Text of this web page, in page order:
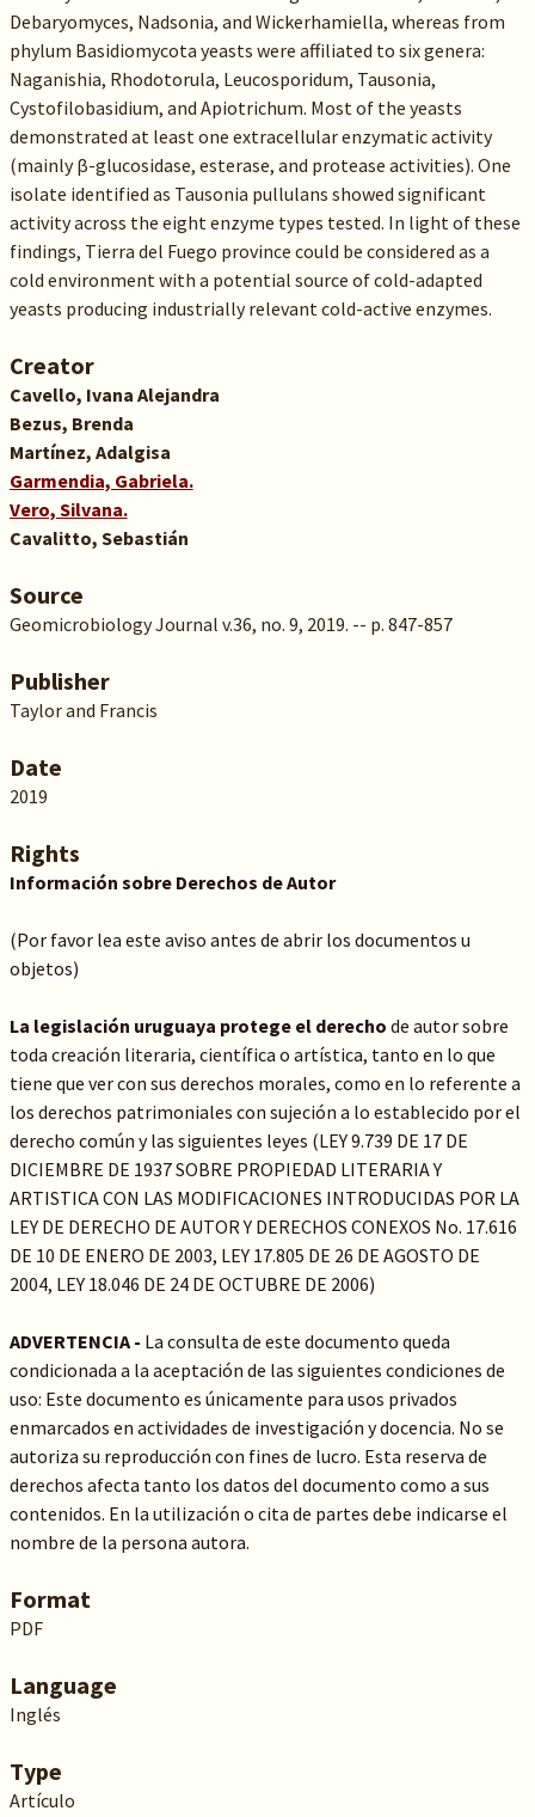
Debaryomyces, Nadsonia, and Wickerhamiella, whereas from
phylum Basidiomycota yeasts were affiliated to six genera:
Naganishia, Rhodotorula, Leucosporidum, Tausonia,
Cystofilobasidium, and Apiotrichum. Most of the yeasts
demonstrated at least one extracellular enzymatic activity
(mainly β-glucosidase, esterase, and protease activities). One
isolate identified as Tausonia pullulans showed significant
activity across the eight enzyme types tested. In light of these
findings, Tierra del Fuego province could be considered as a
cold environment with a potential source of cold-adapted
yeasts producing industrially relevant cold-active enzymes.
Creator
Cavello, Ivana Alejandra
Bezus, Brenda
Martínez, Adalgisa
Garmendia, Gabriela.
Vero, Silvana.
Cavalitto, Sebastián
Source
Geomicrobiology Journal v.36, no. 9, 2019. -- p. 847-857
Publisher
Taylor and Francis
Date
2019
Rights
Información sobre Derechos de Autor
(Por favor lea este aviso antes de abrir los documentos u
objetos)
La legislación uruguaya protege el derecho de autor sobre
toda creación literaria, científica o artística, tanto en lo que
tiene que ver con sus derechos morales, como en lo referente a
los derechos patrimoniales con sujeción a lo establecido por el
derecho común y las siguientes leyes (LEY 9.739 DE 17 DE
DICIEMBRE DE 1937 SOBRE PROPIEDAD LITERARIA Y
ARTISTICA CON LAS MODIFICACIONES INTRODUCIDAS POR LA
LEY DE DERECHO DE AUTOR Y DERECHOS CONEXOS No. 17.616
DE 10 DE ENERO DE 2003, LEY 17.805 DE 26 DE AGOSTO DE
2004, LEY 18.046 DE 24 DE OCTUBRE DE 2006)
ADVERTENCIA - La consulta de este documento queda
condicionada a la aceptación de las siguientes condiciones de
uso: Este documento es únicamente para usos privados
enmarcados en actividades de investigación y docencia. No se
autoriza su reproducción con fines de lucro. Esta reserva de
derechos afecta tanto los datos del documento como a sus
contenidos. En la utilización o cita de partes debe indicarse el
nombre de la persona autora.
Format
PDF
Language
Inglés
Type
Artículo